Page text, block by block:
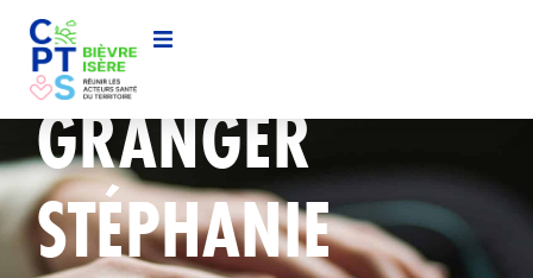
DARCHY-
GRANGER
STÉPHANIE